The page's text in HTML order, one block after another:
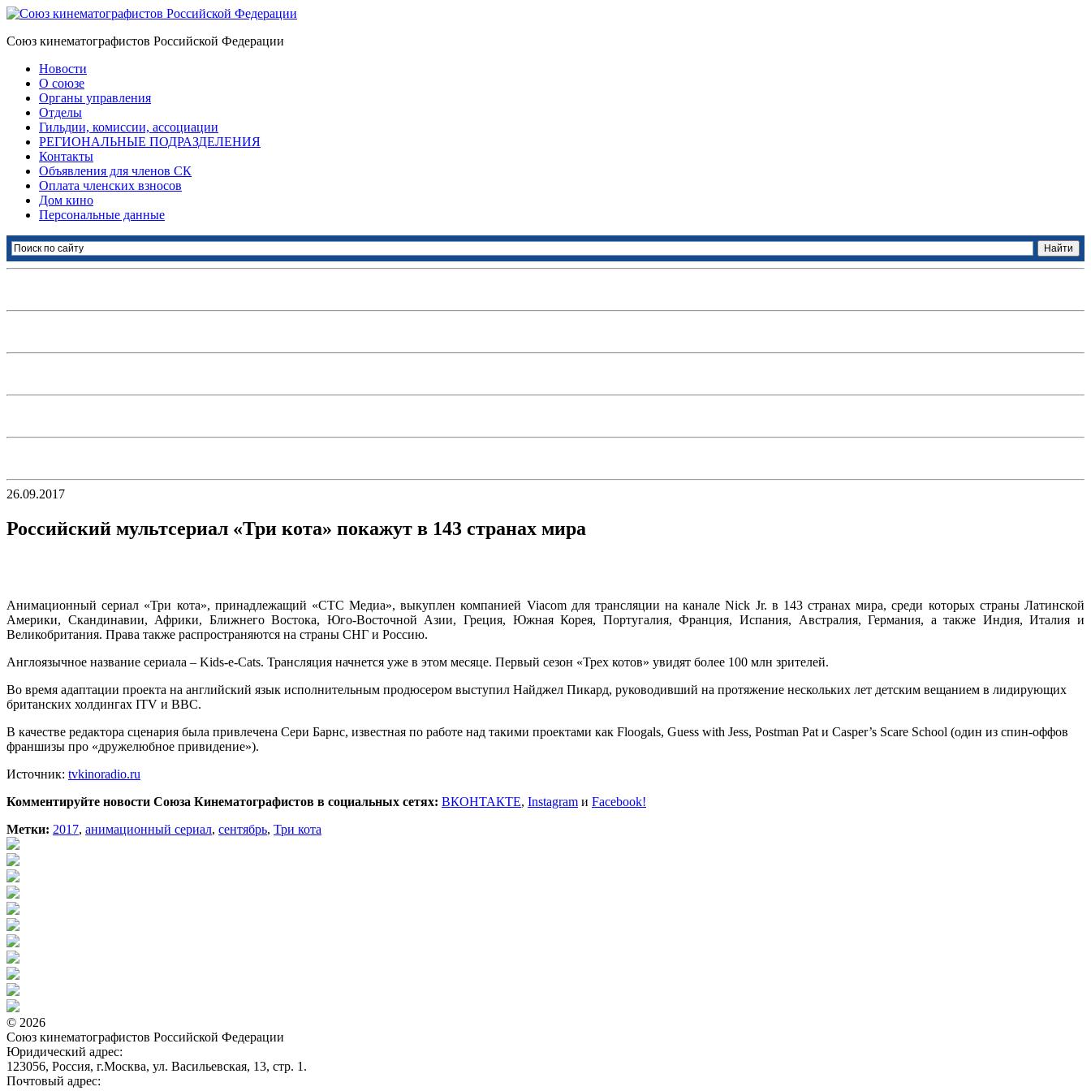
Союз кинематографистов Российской Федерации
Новости
О союзе
Органы управления
Отделы
Гильдии, комиссии, ассоциации
РЕГИОНАЛЬНЫЕ ПОДРАЗДЕЛЕНИЯ
Контакты
Объявления для членов СК
Оплата членских взносов
Дом кино
Персональные данные
26.09.2017
Российский мультсериал «Три кота» покажут в 143 странах мира
Анимационный сериал «Три кота», принадлежащий «СТС Медиа», выкуплен компанией Viacom для трансляции на канале Nick Jr. в 143 странах мира, среди которых страны Латинской
Америки, Скандинавии, Африки, Ближнего Востока, Юго-Восточной Азии, Греция, Южная Корея, Португалия, Франция, Испания, Австралия, Германия, а также Индия, Италия и
Великобритания. Права также распространяются на страны СНГ и Россию.
Англоязычное название сериала – Kids-e-Cats. Трансляция начнется уже в этом месяце. Первый сезон «Трех котов» увидят более 100 млн зрителей.
Во время адаптации проекта на английский язык исполнительным продюсером выступил Найджел Пикард, руководивший на протяжение нескольких лет детским вещанием в лидирующих
британских холдингах ITV и BBC.
В качестве редактора сценария была привлечена Сери Барнс, известная по работе над такими проектами как Floogals, Guess with Jess, Postman Pat и Casper’s Scare School (один из спин-оффов
франшизы про «дружелюбное привидение»).
Источник: tvkinoradio.ru
Комментируйте новости Союза Кинематографистов в социальных сетях: ВКОНТАКТЕ, Instagram и Facebook!
Метки: 2017, анимационный сериал, сентябрь, Три кота
© 2026
Союз кинематографистов Российской Федерации
Юридический адрес:
123056, Россия, г.Москва, ул. Васильевская, 13, стр. 1.
Почтовый адрес: